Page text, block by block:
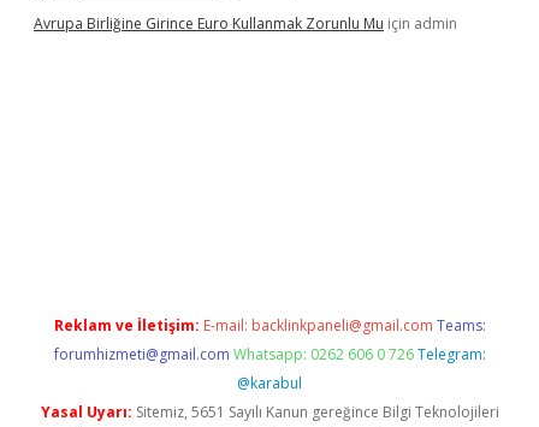
Avrupa Birliğine Girince Euro Kullanmak Zorunlu Mu için admin
Reklam ve İletişim: E-mail: backlinkpaneli@gmail.com Teams:
forumhizmeti@gmail.com Whatsapp: 0262 606 0 726 Telegram:
@karabul
Yasal Uyarı: Sitemiz, 5651 Sayılı Kanun gereğince Bilgi Teknolojileri